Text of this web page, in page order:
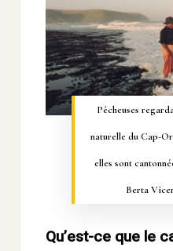
Pêcheuses
naturelle du Cap-
elles sont
Berta
Qu’est-ce que le